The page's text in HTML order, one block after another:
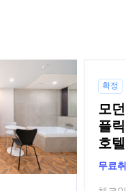
확정
모
플
호
무료